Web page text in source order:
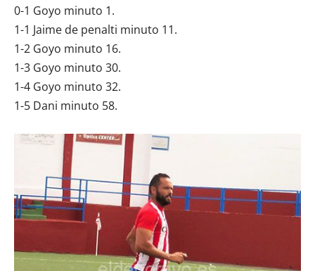
0-1 Goyo minuto 1.
1-1 Jaime de penalti minuto 11.
1-2 Goyo minuto 16.
1-3 Goyo minuto 30.
1-4 Goyo minuto 32.
1-5 Dani minuto 58.